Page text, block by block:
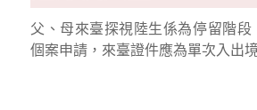
父、母來臺探視陸生係為停留階段
個案申請，來臺證件應為單次入出